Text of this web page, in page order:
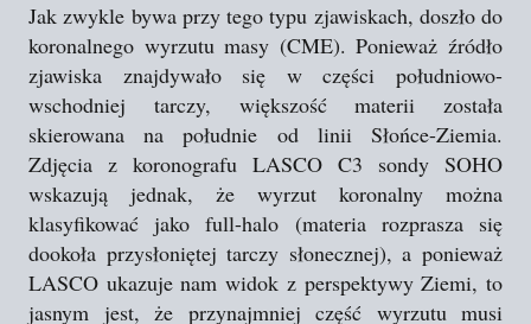
Jak zwykle bywa przy tego typu zjawiskach, doszło do
koronalnego wyrzutu masy (CME). Ponieważ źródło
zjawiska znajdywało się w części południowo-
wschodniej tarczy, większość materii została
skierowana na południe od linii Słońce-Ziemia.
Zdjęcia z koronografu LASCO C3 sondy SOHO
wskazują jednak, że wyrzut koronalny można
klasyfikować jako full-halo (materia rozprasza się
dookoła przysłoniętej tarczy słonecznej), a ponieważ
LASCO ukazuje nam widok z perspektywy Ziemi, to
jasnym jest, że przynajmniej część wyrzutu musi